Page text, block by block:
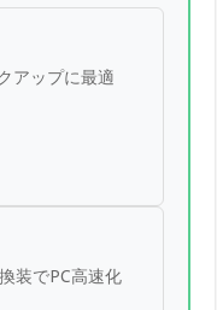
アップに最適
装でPC高速化